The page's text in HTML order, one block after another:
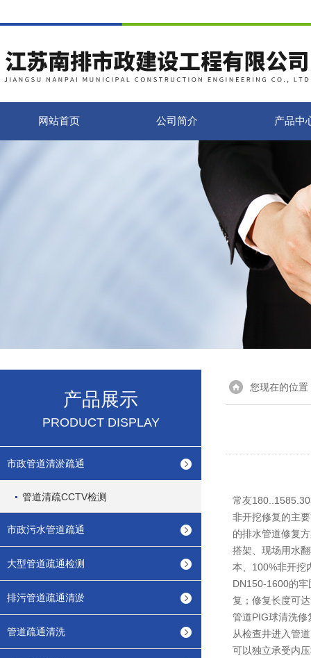
网站首页 公司简介 产品中
产品展示
PRODUCT DISPLAY
市政管道清淤疏通
管道清疏CCTV检测
市政污水管道疏通
大型管道疏通检测
排污管道疏通清淤
管道疏通清洗
您现在的位置
常友
非开挖修复的主
的排水管道修复
搭架、现场用水
本、100%非开挖
DN150-1600的
复；修复长度可
管道PIG球清洗修
从检查井进入管
可以独立承受内